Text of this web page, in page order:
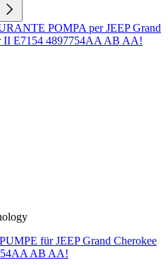
für JEEP Grand Cherokee
AB AA!